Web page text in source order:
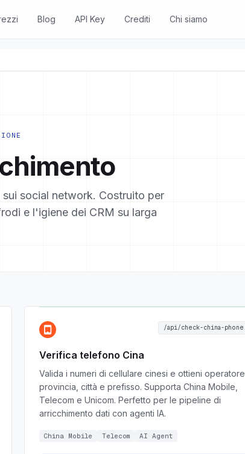
Blog API Key Crediti Chi siamo
social network. Costruito per
e l'igiene dei CRM su larga
/api/check-china-phone
Verifica telefono Cina
Valida i numeri di cellulare cinesi e ottieni operatore,
provincia, città e prefisso. Supporta China Mobile,
Telecom e Unicom. Perfetto per le pipeline di
arricchimento dati con agenti IA.
China Mobile Telecom AI Agent